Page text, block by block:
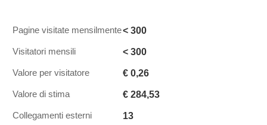
Pagine visitate mensilmente< 300
Visitatori mensili < 300
Valore per visitatore € 0,26
Valore di stima € 284,53
Collegamenti esterni 13